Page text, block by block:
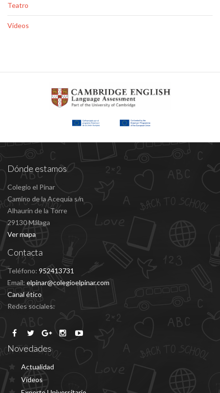
Teatro
Vídeos
Dónde estamos
Colegio el Pinar
Camino de la Acequía s/n
Alhaurín de la Torre
29130 Málaga
Ver mapa
Contacta
Teléfono: 952413731
Email: elpinar@colegioelpinar.com
Canal ético
Redes sociales:
Novedades
Actualidad
Vídeos